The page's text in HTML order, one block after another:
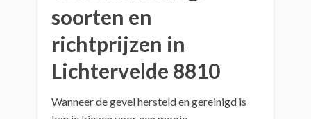
soorten en
richtprijzen in
Lichtervelde 8810
Wanneer de gevel hersteld en gereinigd is